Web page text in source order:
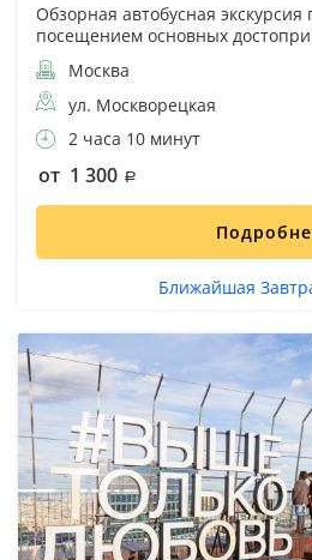
Обзорная автобусная экскурсия
посещением основных
Москва
ул. Москворецкая
2 часа 10 минут
от 1 300
Ближайшая